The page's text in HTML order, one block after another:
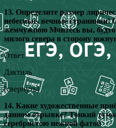
13. Определите размер
небесные, вечные странники!
жемчужною Мчитесь вы,
милого севера в сторону
Ответ
Дактиль
[свернуть]
14. Какие художественные
данном отрывке? Тонкий
серебристою нежной фатой